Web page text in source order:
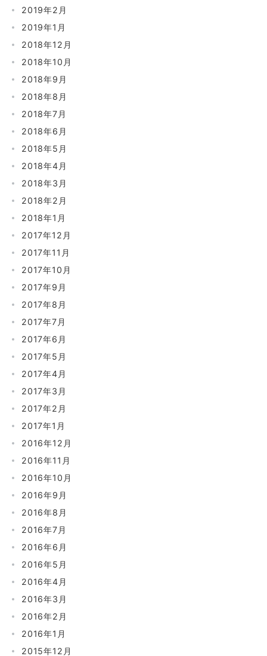
2019年2月
2019年1月
2018年12月
2018年10月
2018年9月
2018年8月
2018年7月
2018年6月
2018年5月
2018年4月
2018年3月
2018年2月
2018年1月
2017年12月
2017年11月
2017年10月
2017年9月
2017年8月
2017年7月
2017年6月
2017年5月
2017年4月
2017年3月
2017年2月
2017年1月
2016年12月
2016年11月
2016年10月
2016年9月
2016年8月
2016年7月
2016年6月
2016年5月
2016年4月
2016年3月
2016年2月
2016年1月
2015年12月